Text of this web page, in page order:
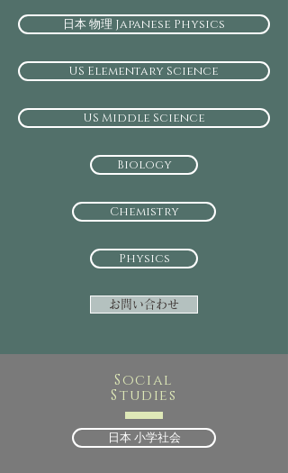
日本 物理 Japanese Physics
US Elementary Science
US Middle Science
Biology
Chemistry
Physics
お問い合わせ
Social
Studies
日本 小学社会